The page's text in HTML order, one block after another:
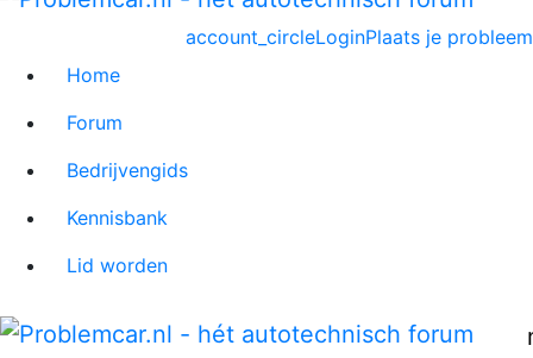
Plaats je probleem
account_circleLogin
Home
Forum
Bedrijvengids
Kennisbank
Lid worden